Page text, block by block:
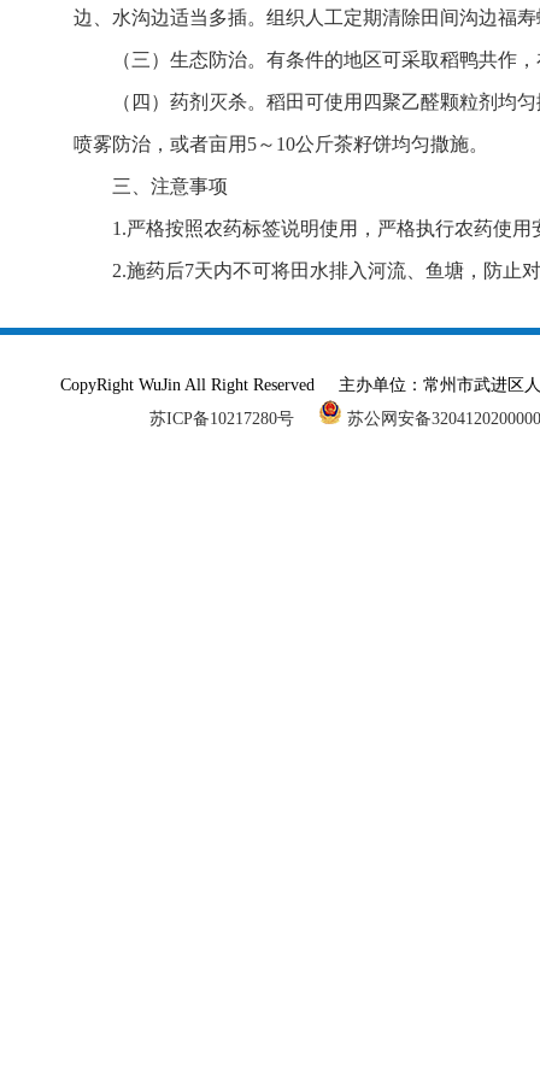
边、水沟边适当多插。组织人工定期清除田间沟边福
（三）生态防治。有条件的地区可采取稻鸭共作
（四）药剂灭杀。稻田可使用四聚乙醛颗粒剂均
喷雾防治，或者亩用5～10公斤茶籽饼均匀撒施。
三、注意事项
1.严格按照农药标签说明使用，严格执行农药使
2.施药后7天内不可将田水排入河流、鱼塘，防止
CopyRight WuJin All Right Reserved 主办单位：常州市武进
苏ICP备10217280号
苏公网安备